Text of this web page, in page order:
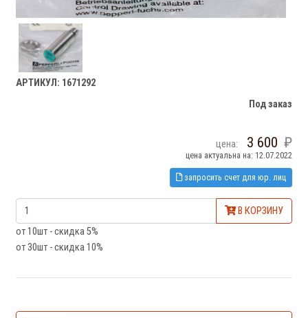
АРТИКУЛ: 1671292
Под заказ
цена: 3 600
цена актуальна на: 12.07.2022
запросить счет для юр. лиц
В КОРЗИНУ
от 10шт - скидка 5%
от 30шт - скидка 10%